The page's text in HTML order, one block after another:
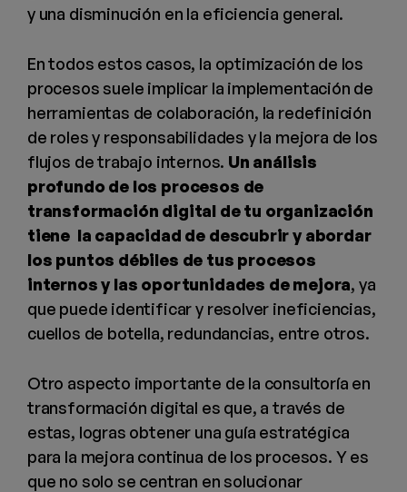
y una disminución en la eficiencia general.
En todos estos casos, la optimización de los
procesos suele implicar la implementación de
herramientas de colaboración, la redefinición
de roles y responsabilidades y la mejora de los
flujos de trabajo internos. Un análisis
profundo de los procesos de
transformación digital de tu organización
tiene la capacidad de descubrir y abordar
los puntos débiles de tus procesos
internos y las oportunidades de mejora, ya
que puede identificar y resolver ineficiencias,
cuellos de botella, redundancias, entre otros.
Otro aspecto importante de la consultoría en
transformación digital es que, a través de
estas, logras obtener una guía estratégica
para la mejora continua de los procesos. Y es
que no solo se centran en solucionar